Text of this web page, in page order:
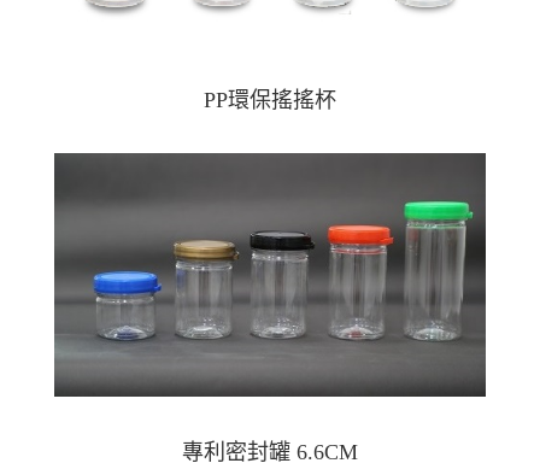
PP環保搖搖杯
專利密封罐 6.6CM